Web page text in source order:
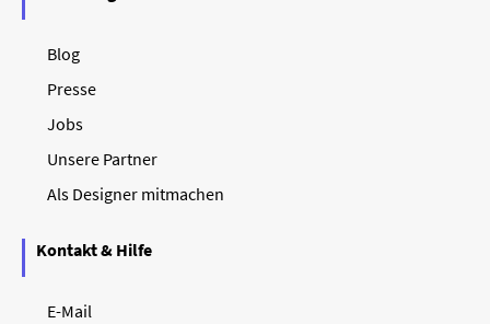
Blog
Presse
Jobs
Unsere Partner
Als Designer mitmachen
Kontakt & Hilfe
E-Mail